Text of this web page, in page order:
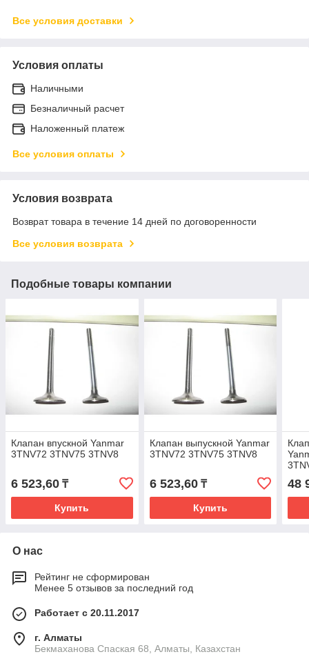
Все условия доставки
Условия оплаты
Наличными
Безналичный расчет
Наложенный платеж
Все условия оплаты
Условия возврата
Возврат товара в течение 14 дней по договоренности
Все условия возврата
Подобные товары компании
Клапан впускной Yanmar
3TNV72 3TNV75 3TNV8
6 523,60 ₸
Купить
Клапан выпускной Yanmar
3TNV72 3TNV75 3TNV8
6 523,60₸
Купить
48
О нас
Рейтинг не сформирован
Менее 5 отзывов за последний год
Работает с 20.11.2017
г. Алматы
Бекмаханова Спаская 68, Алматы, Казахстан